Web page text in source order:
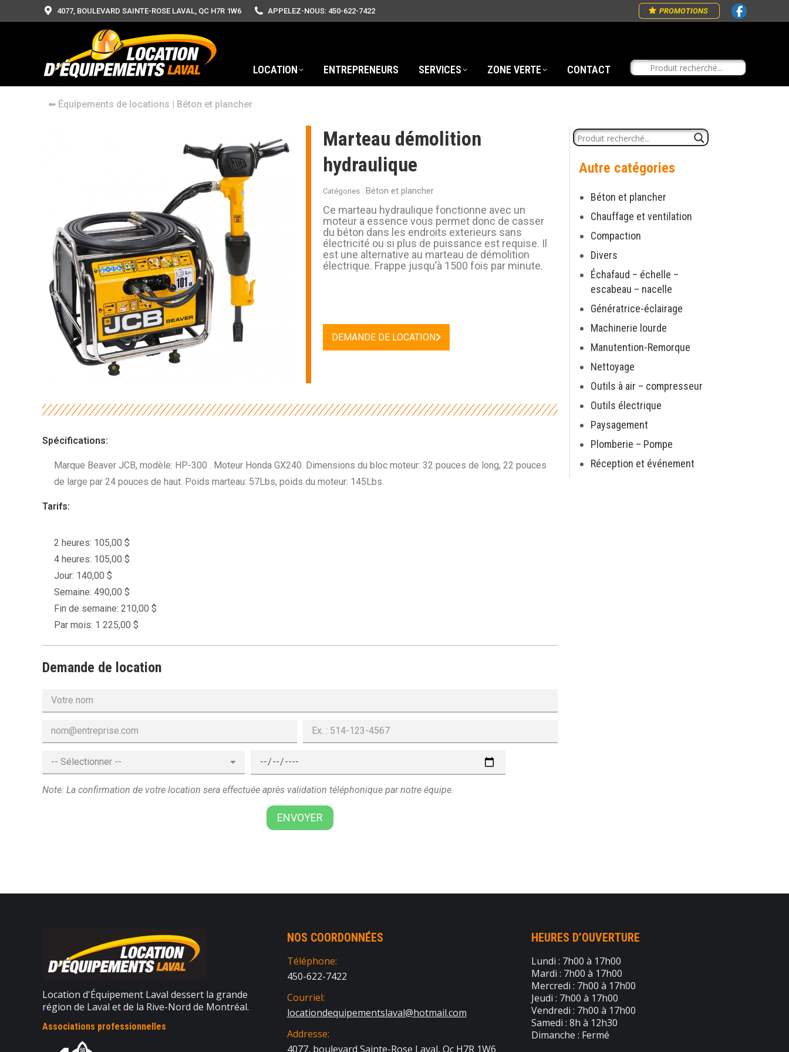
4077, BOULEVARD SAINTE-ROSE LAVAL, QC H7R 1W6 APPELEZ-NOUS: 450-622-7422 PROMOTIONS
LOCATION ENTREPRENEURS SERVICES ZONE VERTE CONTACT
⬅︎ Équipements de locations Béton et plancher
Marteau démolition
hydraulique
Catégories Béton et plancher
Ce marteau hydraulique fonctionne avec un
moteur a essence vous permet donc de casser
du béton dans les endroits exterieurs sans
électricité ou si plus de puissance est requise. Il
est une alternative au marteau de démolition
électrique. Frappe jusqu’à 1500 fois par minute.
DEMANDE DE LOCATION
Spécifications:
Marque Beaver JCB, modèle: HP-300 . Moteur Honda GX240. Dimensions du bloc moteur: 32 pouces de long, 22 pouces
de large par 24 pouces de haut. Poids marteau: 57Lbs, poids du moteur: 145Lbs.
Tarifs:
2 heures: 105,00 $
4 heures: 105,00 $
Jour: 140,00 $
Semaine: 490,00 $
Fin de semaine: 210,00 $
Par mois: 1 225,00 $
Demande de location
Note: La confirmation de votre location sera effectuée après validation téléphonique par notre équipe.
ENVOYER
Autre catégories
Béton et plancher
Chauffage et ventilation
Compaction
Divers
Échafaud – échelle –
escabeau – nacelle
Génératrice-éclairage
Machinerie lourde
Manutention-Remorque
Nettoyage
Outils à air – compresseur
Outils électrique
Paysagement
Plomberie – Pompe
Réception et événement
Location d'Équipement Laval dessert la grande
région de Laval et de la Rive-Nord de Montréal.
Associations professionnelles
NOS COORDONNÉES
Téléphone:
450-622-7422
Courriel:
locationdequipementslaval@hotmail.com
Addresse:
4077, boulevard Sainte-Rose Laval, Qc H7R 1W6
HEURES D’OUVERTURE
Lundi : 7h00 à 17h00
Mardi : 7h00 à 17h00
Mercredi : 7h00 à 17h00
Jeudi : 7h00 à 17h00
Vendredi : 7h00 à 17h00
Samedi : 8h à 12h30
Dimanche : Fermé